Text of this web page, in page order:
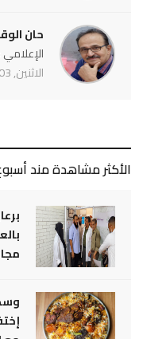
حان
الاثنين, 03 أغسطس 2026 - 04:10 م
الأكثر مشاهدة مند